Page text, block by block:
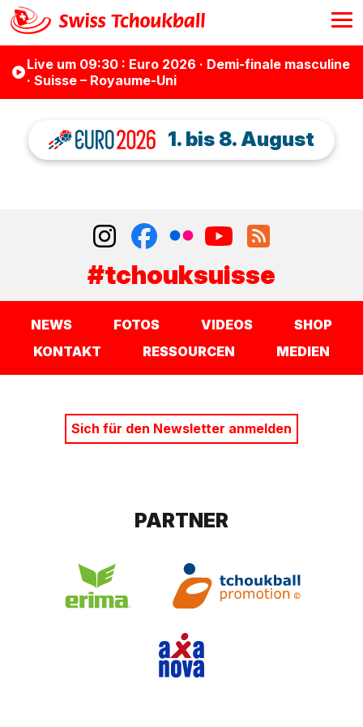
Live um 09:30: Euro 2026 · Demi-finale masculine
· Suisse – Royaume-Uni
1. bis 8. August
#tchouksuisse
NEWS FOTOS VIDEOS
SHOP
KONTAKT
RESSOURCEN MEDIEN
Sich für den Newsletter anmelden
PARTNER